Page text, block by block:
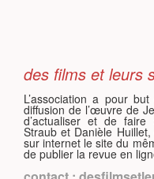
des films et leurs
L’association a pour
diffusion de l’œuvre de
d’actualiser et de faire
Straub et Danièle
sur internet le site du
de publier la revue en